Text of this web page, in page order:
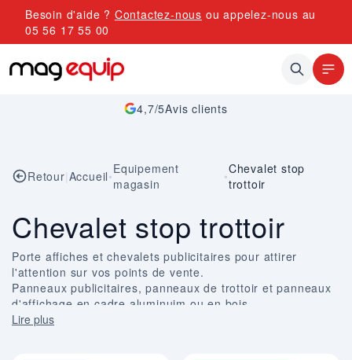
Allez au contenu
Besoin d'aide ? Contactez-nous ou appelez-nous au
05 56 17 55 00
4,7/5Avis clients
Retour|Accueil•Equipement
magasin
•Chevalet stop
trottoir
Chevalet stop trottoir
Porte affiches et chevalets publicitaires pour attirer
l'attention sur vos points de vente.
Panneaux publicitaires, panneaux de trottoir et panneaux
d'affichage en cadre aluminuim ou en bois.
Découvrez également nos chevalets ardoise en bois pour
Lire plus